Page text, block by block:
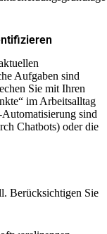
Aufgaben sind
Sie mit Ihren
im Arbeitsalltag
sind
Chatbots) oder die
Berücksichtigen Sie